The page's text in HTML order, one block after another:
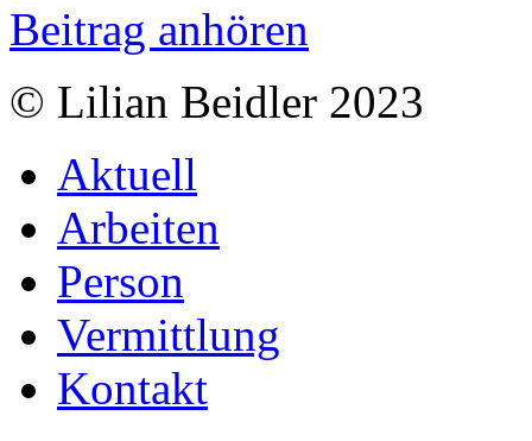
Beitrag anhören
© Lilian Beidler 2023
Aktuell
Arbeiten
Person
Vermittlung
Kontakt